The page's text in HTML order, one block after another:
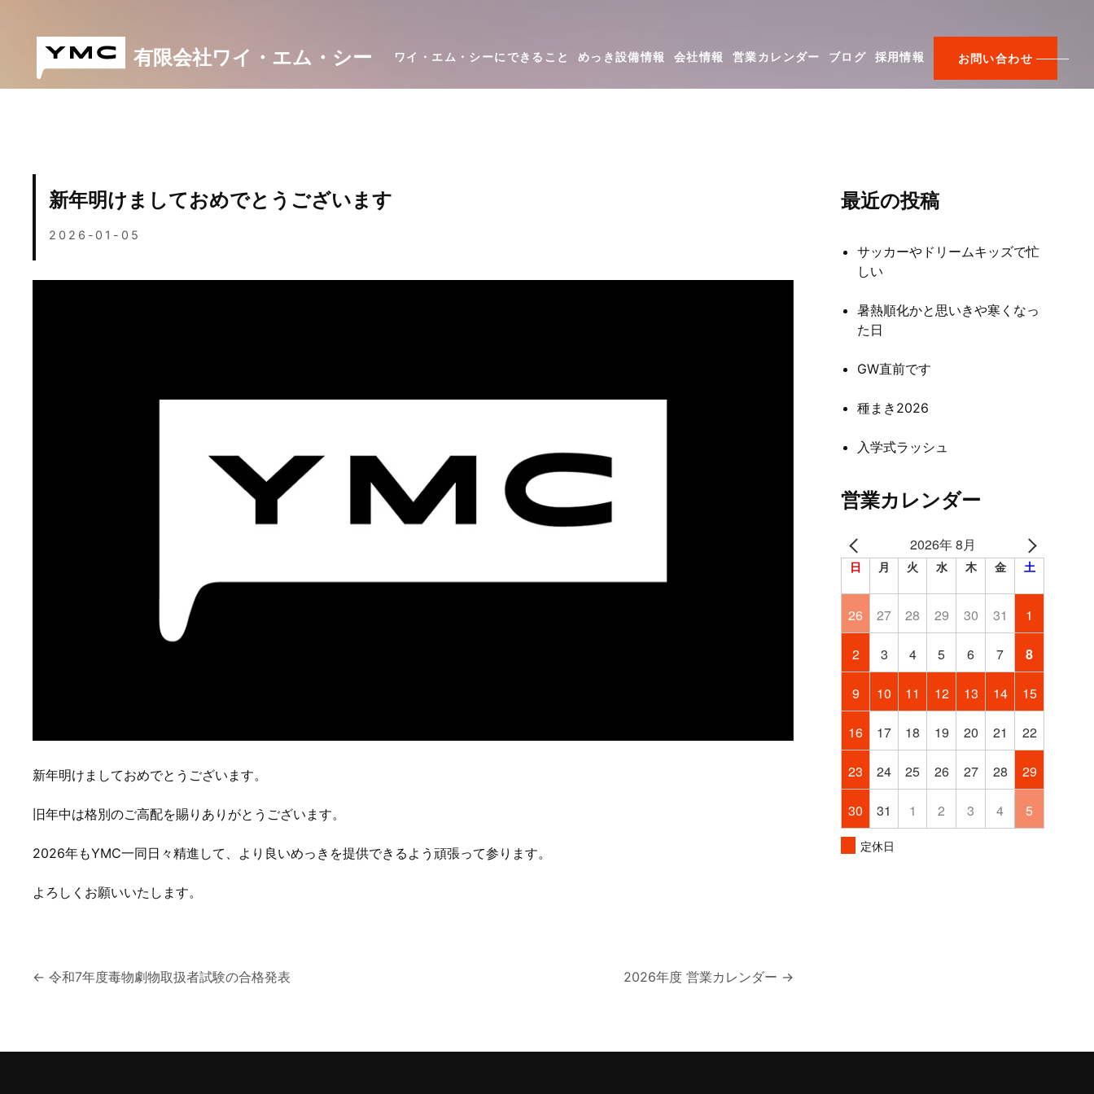
content
有限会社ワイ・エム・シー ワイ・エム・シーにできること めっき設備情報 会社情報 営業カレンダー ブログ 採用情報 お問い合わせ
新年明けましておめでとうございます
2026-01-05
新年明けましておめでとうございます。
旧年中は格別のご高配を賜りありがとうございます。
2026年もYMC一同日々精進して、より良いめっきを提供できるよう頑張って参ります。
よろしくお願いいたします。
投
← 令和7年度毒物劇物取扱者試験の合格発表 2026年度 営業カレンダー →
最近の投稿
サッカーやドリームキッズで忙
しい
暑熱順化かと思いきや寒くなっ
た日
GW直前です
種まき2026
入学式ラッシュ
営業カレンダー
2026年 8月
日 月 火 水 木 金 土
26 27 28 29 30 31 1
2 3 4 5 6 7 8
9 10 11 12 13 14 15
16 17 18 19 20 21 22
23 24 25 26 27 28 29
30 31 1 2 3 4 5
定休日